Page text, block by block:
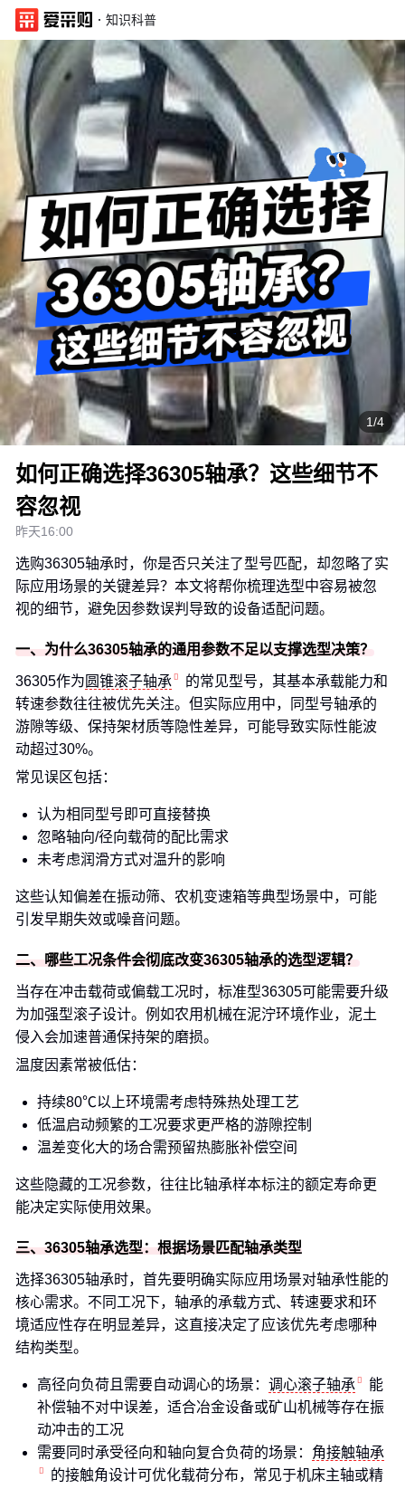
· 知识科普
1/4
如何正确选择36305轴承？这些细节不
容忽视
昨天16:00
选购36305轴承时，你是否只关注了型号匹配，却忽略了实
际应用场景的关键差异？本文将帮你梳理选型中容易被忽
视的细节，避免因参数误判导致的设备适配问题。
一、为什么36305轴承的通用参数不足以支撑选型决策？
36305作为 圆锥滚子轴承
的常见型号，其基本承载能力和
转速参数往往被优先关注。但实际应用中，同型号轴承的
游隙等级、保持架材质等隐性差异，可能导致实际性能波
动超过30%。
常见误区包括：
认为相同型号即可直接替换
忽略轴向/径向载荷的配比需求
未考虑润滑方式对温升的影响
这些认知偏差在振动筛、农机变速箱等典型场景中，可能
引发早期失效或噪音问题。
二、哪些工况条件会彻底改变36305轴承的选型逻辑？
当存在冲击载荷或偏载工况时，标准型36305可能需要升级
为加强型滚子设计。例如农用机械在泥泞环境作业，泥土
侵入会加速普通保持架的磨损。
温度因素常被低估：
持续80℃以上环境需考虑特殊热处理工艺
低温启动频繁的工况要求更严格的游隙控制
温差变化大的场合需预留热膨胀补偿空间
这些隐藏的工况参数，往往比轴承样本标注的额定寿命更
能决定实际使用效果。
三、36305轴承选型：根据场景匹配轴承类型
选择36305轴承时，首先要明确实际应用场景对轴承性能的
核心需求。不同工况下，轴承的承载方式、转速要求和环
境适应性存在明显差异，这直接决定了应该优先考虑哪种
结构类型。
高径向负荷且需要自动调心的场景： 调心滚子轴承
能
补偿轴不对中误差，适合冶金设备或矿山机械等存在振
动冲击的工况
需要同时承受径向和轴向复合负荷的场景： 角接触轴承
的接触角设计可优化载荷分布，常见于机床主轴或精